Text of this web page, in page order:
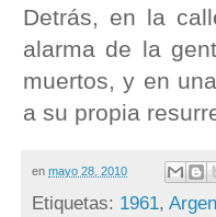
Detrás, en la
alarma de la
muertos, y en
a su propia
en mayo 28, 2010
Etiquetas: 1961,